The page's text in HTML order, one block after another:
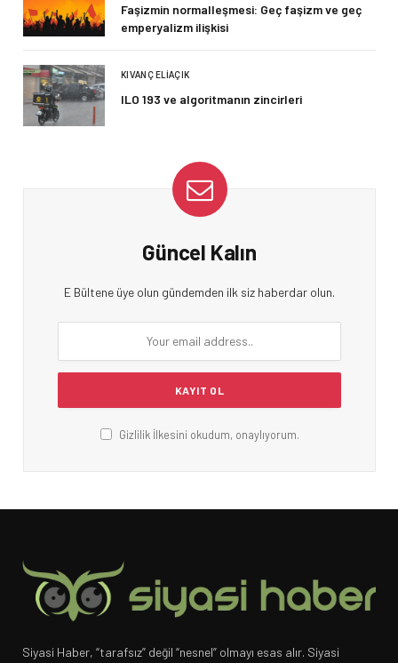
Faşizmin normalleşmesi: Geç faşizm ve geç
emperyalizm ilişkisi
KIVANÇ ELIAÇIK
ILO 193 ve algoritmanın zincirleri
Güncel Kalın
E Bültene üye olun gündemden ilk siz haberdar olun.
Gizlilik İlkesini okudum, onaylıyorum.
Siyasi Haber, “tarafsız” değil “nesnel” olmayı esas alır. Siyasi